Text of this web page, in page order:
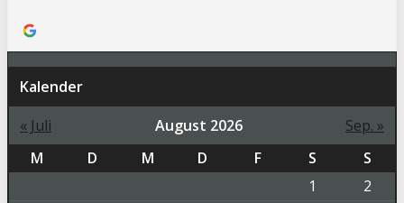
Kalender
« Juli
August 2026
Sep. »
M
D M D F S
S
1
2